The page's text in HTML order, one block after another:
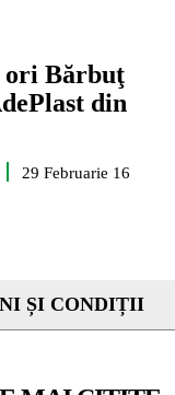
ori Bărbuţ
din
29 Februarie 16
ȘI CONDIȚII